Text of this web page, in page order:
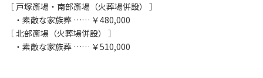
［ 戸塚斎場・南部斎場（火葬場併設） ］
・素敵な家族葬 …… ￥480,000
［ 北部斎場（火葬場併設） ］
・素敵な家族葬 …… ￥510,000